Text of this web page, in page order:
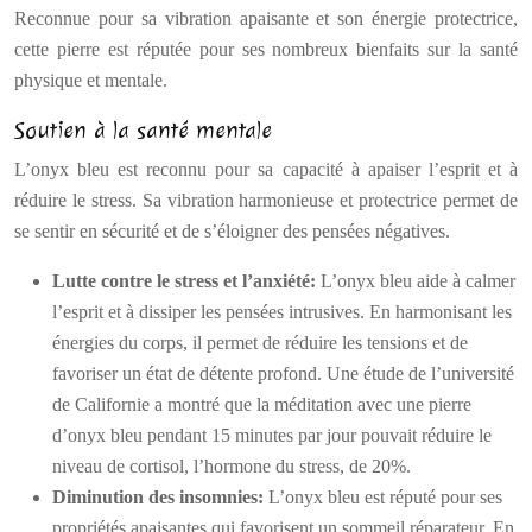
Reconnue pour sa vibration apaisante et son énergie protectrice,
cette pierre est réputée pour ses nombreux bienfaits sur la santé
physique et mentale.
Soutien à la santé mentale
L’onyx bleu est reconnu pour sa capacité à apaiser l’esprit et à
réduire le stress. Sa vibration harmonieuse et protectrice permet de
se sentir en sécurité et de s’éloigner des pensées négatives.
Lutte contre le stress et l’anxiété: L’onyx bleu aide à calmer
l’esprit et à dissiper les pensées intrusives. En harmonisant les
énergies du corps, il permet de réduire les tensions et de
favoriser un état de détente profond. Une étude de l’université
de Californie a montré que la méditation avec une pierre
d’onyx bleu pendant 15 minutes par jour pouvait réduire le
niveau de cortisol, l’hormone du stress, de 20%.
Diminution des insomnies: L’onyx bleu est réputé pour ses
propriétés apaisantes qui favorisent un sommeil réparateur. En